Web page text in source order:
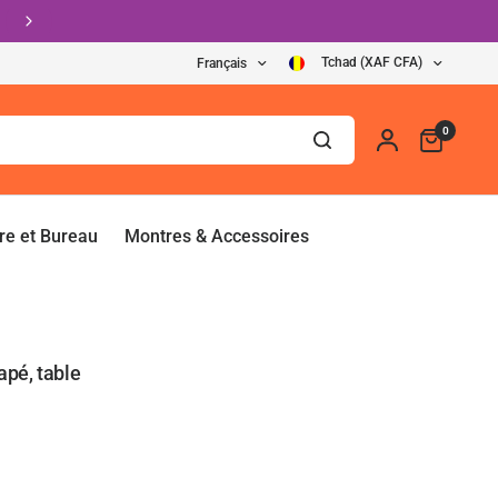
Français Tchad (XAF CFA)
0
et Bureau Montres & Accessoires
table